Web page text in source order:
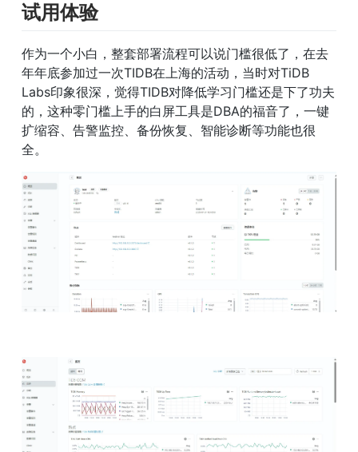
试用体验
作为一个小白，整套部署流程可以说门槛很低了，在去
年年底参加过一次TIDB在上海的活动，当时对TiDB
Labs印象很深，觉得TIDB对降低学习门槛还是下了功夫
的，这种零门槛上手的白屏工具是DBA的福音了，一键
扩缩容、告警监控、备份恢复、智能诊断等功能也很
全。